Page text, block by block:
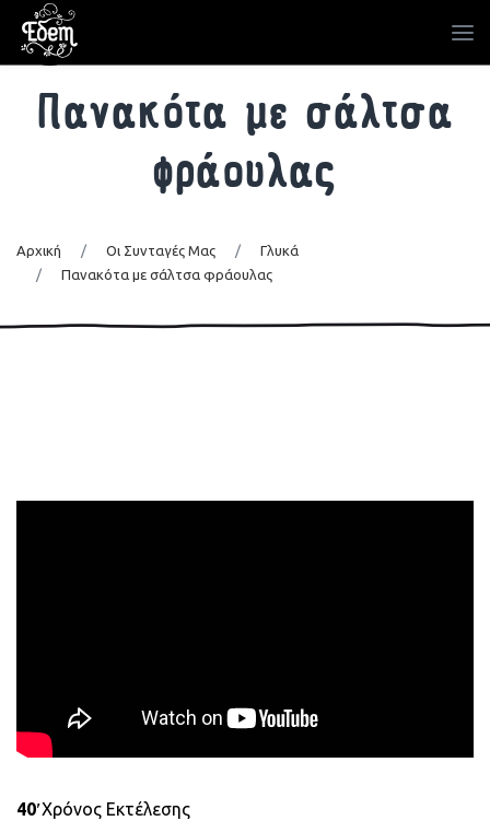
Πανακότα με σάλτσα
φράουλας
Αρχική / Οι Συνταγές Μας /
Γλυκά
/
Πανακότα με σάλτσα φράουλας
40′Χρόνος Εκτέλεσης